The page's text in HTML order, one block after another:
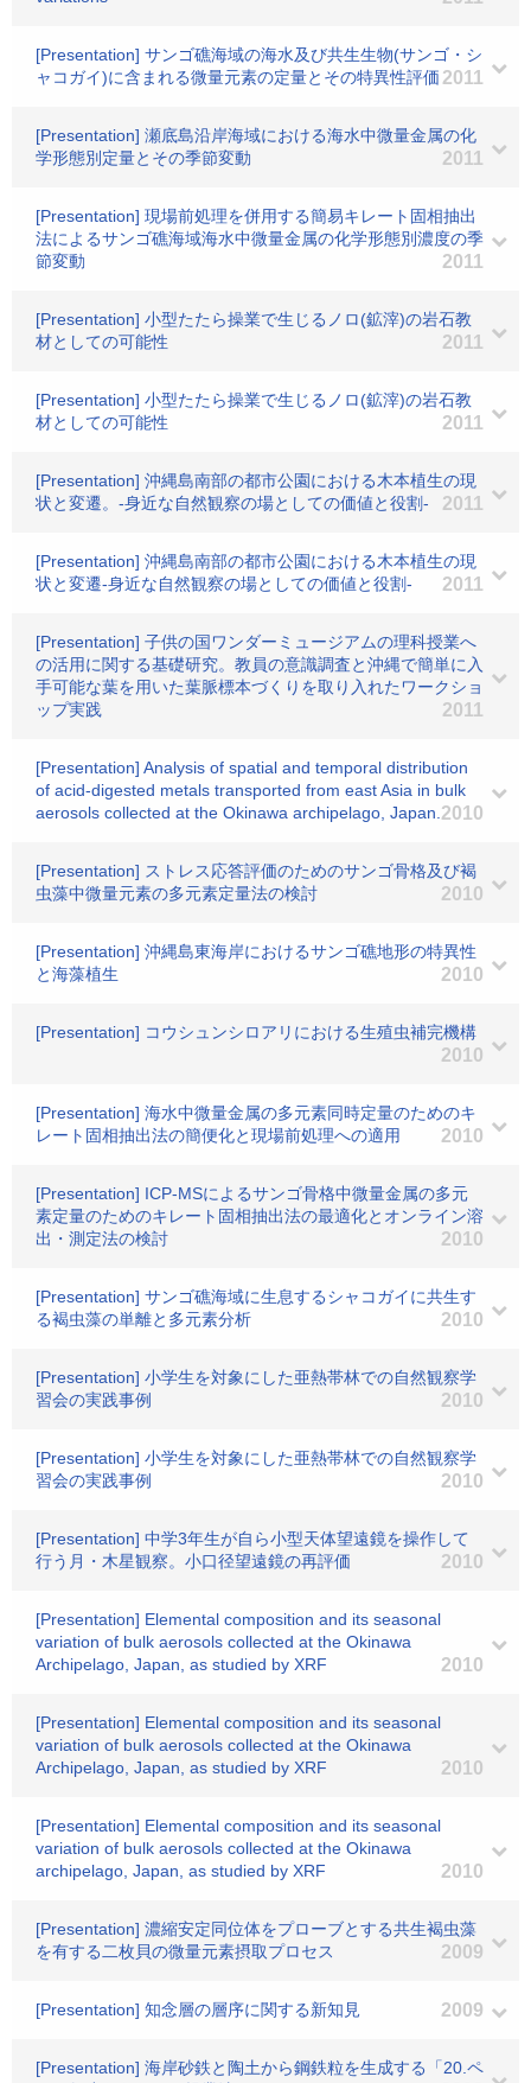
[Presentation] サンゴ礁海域の海水及び共生生物(サンゴ・シ
ャコガイ)に含まれる微量元素の定量とその特異性評価 2011
[Presentation] 瀬底島沿岸海域における海水中微量金属の化
学形態別定量とその季節変動
2011
[Presentation] 現場前処理を併用する簡易キレート固相抽出
法によるサンゴ礁海域海水中微量金属の化学形態別濃度の季
節変動
2011
[Presentation] 小型たたら操業で生じるノロ(鉱滓)の岩石教
材としての可能性
2011
[Presentation] 小型たたら操業で生じるノロ(鉱滓)の岩石教
材としての可能性
2011
[Presentation] 沖縄島南部の都市公園における木本植生の現
状と変遷。-身近な自然観察の場としての価値と役割-
2011
[Presentation] 沖縄島南部の都市公園における木本植生の現
状と変遷-身近な自然観察の場としての価値と役割-
2011
[Presentation] 子供の国ワンダーミュージアムの理科授業へ
の活用に関する基礎研究。教員の意識調査と沖縄で簡単に入
手可能な葉を用いた葉脈標本づくりを取り入れたワークショ
ップ実践
2011
[Presentation] Analysis of spatial and temporal distribution
of acid-digested metals transported from east Asia in bulk
aerosols collected at the Okinawa archipelago, Japan. 2010
[Presentation] ストレス応答評価のためのサンゴ骨格及び褐
虫藻中微量元素の多元素定量法の検討
2010
[Presentation] 沖縄島東海岸におけるサンゴ礁地形の特異性
と海藻植生
2010
[Presentation] コウシュンシロアリにおける生殖虫補完機構
2010
[Presentation] 海水中微量金属の多元素同時定量のためのキ
レート固相抽出法の簡便化と現場前処理への適用
2010
[Presentation] ICP-MSによるサンゴ骨格中微量金属の多元
素定量のためのキレート固相抽出法の最適化とオンライン溶
出・測定法の検討
2010
[Presentation] サンゴ礁海域に生息するシャコガイに共生す
る褐虫藻の単離と多元素分析
2010
[Presentation] 小学生を対象にした亜熱帯林での自然観察学
習会の実践事例
2010
[Presentation] 小学生を対象にした亜熱帯林での自然観察学
習会の実践事例
2010
[Presentation] 中学3年生が自ら小型天体望遠鏡を操作して
行う月・木星観察。小口径望遠鏡の再評価
2010
[Presentation] Elemental composition and its seasonal
variation of bulk aerosols collected at the Okinawa
Archipelago, Japan, as studied by XRF
2010
[Presentation] Elemental composition and its seasonal
variation of bulk aerosols collected at the Okinawa
Archipelago, Japan, as studied by XRF
2010
[Presentation] Elemental composition and its seasonal
variation of bulk aerosols collected at the Okinawa
archipelago, Japan, as studied by XRF
2010
[Presentation] 濃縮安定同位体をプローブとする共生褐虫藻
を有する二枚貝の微量元素摂取プロセス
2009
[Presentation] 知念層の層序に関する新知見 2009
[Presentation] 海岸砂鉄と陶土から鋼鉄粒を生成する「20.ペ